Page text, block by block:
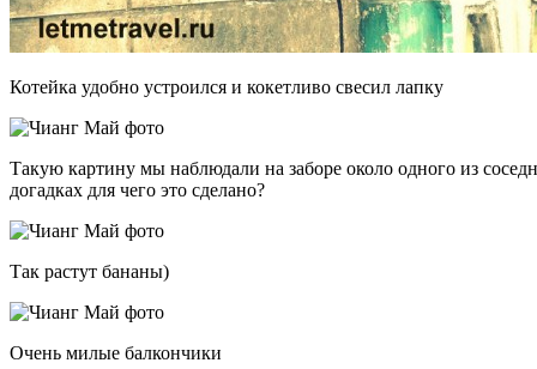
Котейка удобно устроился и кокетливо свесил лапку
Такую картину мы наблюдали на заборе около одного из
догадках для чего это сделано?
Так растут бананы)
Очень милые балкончики